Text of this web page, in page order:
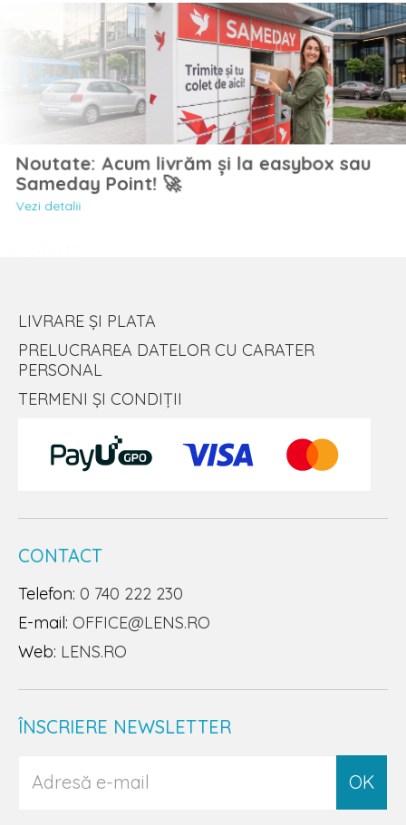
Noutate: Acum livrăm și la easybox sau
Sameday Point! 🚀
Vezi detalii
LIVRARE ȘI PLATA
PRELUCRAREA DATELOR CU CARATER
PERSONAL
TERMENI ȘI CONDIȚII
CONTACT
Telefon: 0 740 222 230
E-mail: OFFICE@LENS.RO
Web: LENS.RO
ÎNSCRIERE NEWSLETTER
OK